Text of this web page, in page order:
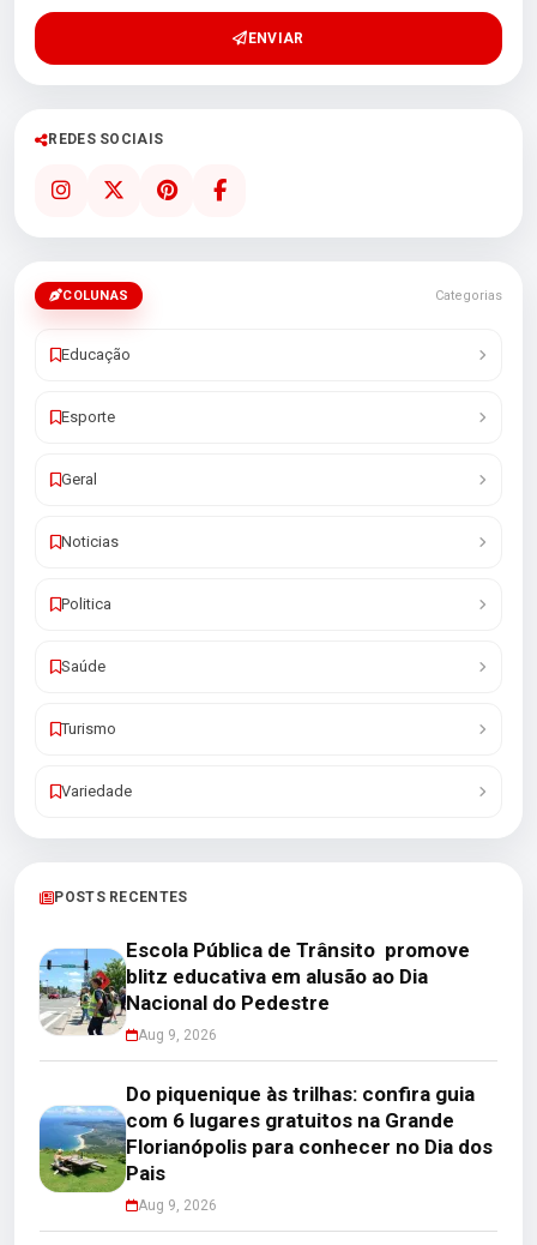
ENVIAR
REDES SOCIAIS
COLUNAS Categorias
Educação
Esporte
Geral
Noticias
Politica
Saúde
Turismo
Variedade
POSTS RECENTES
Escola Pública de Trânsito promove
blitz educativa em alusão ao Dia
Nacional do Pedestre
Aug 9, 2026
Do piquenique às trilhas: confira guia
com 6 lugares gratuitos na Grande
Florianópolis para conhecer no Dia dos
Pais
Aug 9, 2026